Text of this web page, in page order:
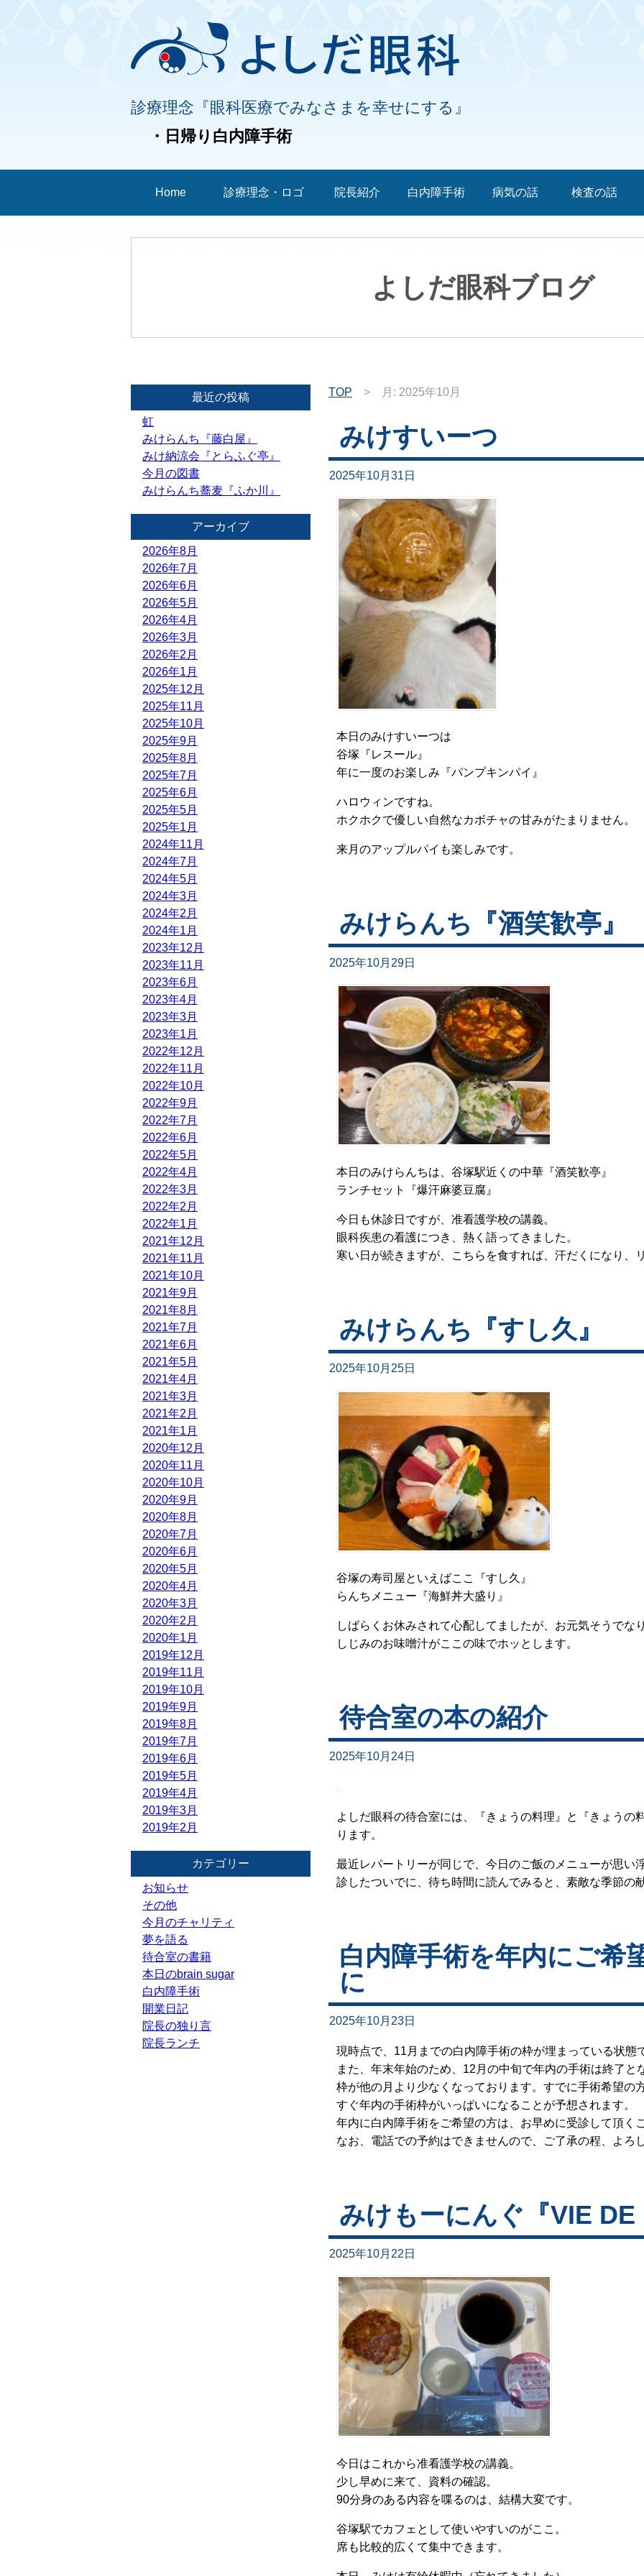
診療理念『眼科医療でみなさまを幸せにする』
・日帰り白内障手術
Home 診療理念・ロゴ 院長紹介 白内障手術 病気の話 検査の話
よしだ眼科ブログ
TOP > 月: 2025年10月
みけすいーつ
2025年10月31日
本日のみけすいーつは
谷塚『レスール』
年に一度のお楽しみ『パンプキンパイ』
ハロウィンですね。
ホクホクで優しい自然なカボチャの甘みがたまりません。
来月のアップルパイも楽しみです。
みけらんち『酒笑歓亭』
2025年10月29日
本日のみけらんちは、谷塚駅近くの中華『酒笑歓亭』
ランチセット『爆汗麻婆豆腐』
今日も休診日ですが、准看護学校の講義。
眼科疾患の看護につき、熱く語ってきました。
寒い日が続きますが、こちらを食すれば、汗だくになり、
みけらんち『すし久』
2025年10月25日
谷塚の寿司屋といえばここ『すし久』
らんちメニュー『海鮮丼大盛り』
しばらくお休みされて心配してましたが、お元気そうでな
しじみのお味噌汁がここの味でホッとします。
待合室の本の紹介
2025年10月24日
よしだ眼科の待合室には、『きょうの料理』と『きょうの
ります。
最近レパートリーが同じで、今日のご飯のメニューが思い
診したついでに、待ち時間に読んでみると、素敵な季節の
白内障手術を年内にご希
に
2025年10月23日
現時点で、11月までの白内障手術の枠が埋まっている状態
また、年末年始のため、12月の中旬で年内の手術は終了
枠が他の月より少なくなっております。すでに手術希望の
すぐ年内の手術枠がいっぱいになることが予想されます。
年内に白内障手術をご希望の方は、お早めに受診して頂く
なお、電話での予約はできませんので、ご了承の程、よろ
みけもーにんぐ『VIE DE
2025年10月22日
今日はこれから准看護学校の講義。
少し早めに来て、資料の確認。
90分身のある内容を喋るのは、結構大変です。
谷塚駅でカフェとして使いやすいのがここ。
席も比較的広くて集中できます。
最近の投稿
虹
みけらんち『藤白屋』
みけ納涼会『とらふぐ亭』
今月の図書
みけらんち蕎麦『ふか川』
アーカイブ
2026年8月
2026年7月
2026年6月
2026年5月
2026年4月
2026年3月
2026年2月
2026年1月
2025年12月
2025年11月
2025年10月
2025年9月
2025年8月
2025年7月
2025年6月
2025年5月
2025年1月
2024年11月
2024年7月
2024年5月
2024年3月
2024年2月
2024年1月
2023年12月
2023年11月
2023年6月
2023年4月
2023年3月
2023年1月
2022年12月
2022年11月
2022年10月
2022年9月
2022年7月
2022年6月
2022年5月
2022年4月
2022年3月
2022年2月
2022年1月
2021年12月
2021年11月
2021年10月
2021年9月
2021年8月
2021年7月
2021年6月
2021年5月
2021年4月
2021年3月
2021年2月
2021年1月
2020年12月
2020年11月
2020年10月
2020年9月
2020年8月
2020年7月
2020年6月
2020年5月
2020年4月
2020年3月
2020年2月
2020年1月
2019年12月
2019年11月
2019年10月
2019年9月
2019年8月
2019年7月
2019年6月
2019年5月
2019年4月
2019年3月
2019年2月
カテゴリー
お知らせ
その他
今月のチャリティ
夢を語る
待合室の書籍
本日のbrain sugar
白内障手術
開業日記
院長の独り言
院長ランチ